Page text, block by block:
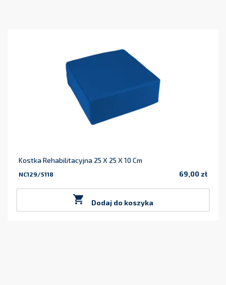
Kostka Rehabilitacyjna 25 X 25 X 10 Cm
NC129/5118 69,00 zł
 Dodaj do koszyka